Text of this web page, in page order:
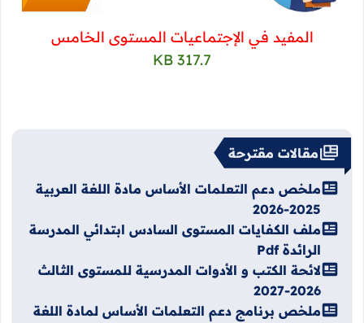
المفيد في الإجتماعيات المستوى الخامس
317.7 KB
مقالات مقترحة
ملخص دعم التعلمات الأساس مادة اللغة العربية
2025-2026
ملف الكفايات المستوى السادس ابتدائي المدرسة
الرائدة Pdf
لائحة الكتب و الأدوات المدرسية للمستوى الثالث
2026-2027
ملخص برنامج دعم التعلمات الأساس لمادة اللغة